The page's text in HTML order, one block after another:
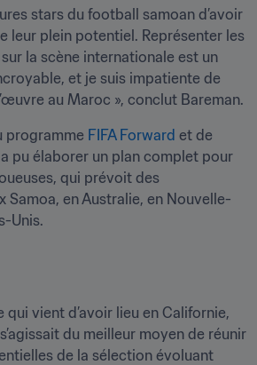
stars du football samoan d’avoir
leur plein potentiel. Représenter les
la scène internationale est un
et je suis impatiente de
au Maroc », conclut Bareman.
programme FIFA Forward et de
a pu élaborer un plan complet pour
qui prévoit des
Samoa, en Australie, en Nouvelle-
vient d’avoir lieu en Californie,
du meilleur moyen de réunir
de la sélection évoluant